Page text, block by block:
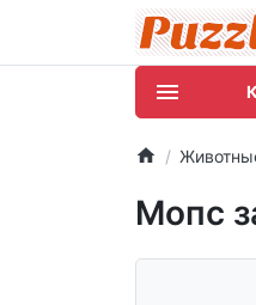
Мопс